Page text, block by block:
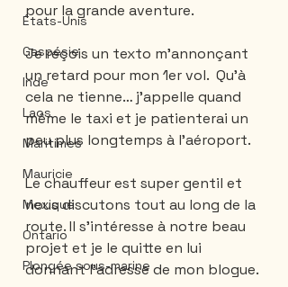
États-Unis
Gaspésie
Inde
Laos
Maritimes
Mauricie
Mexique
Ontario
Plongée sous-marine
pour la grande aventure.
Je reçois un texto m’annonçant
un retard pour mon 1er vol.  Qu’à
cela ne tienne… j’appelle quand
même le taxi et je patienterai un
peu plus longtemps à l’aéroport.
Le chauffeur est super gentil et
nous discutons tout au long de la
route. Il s’intéresse à notre beau
projet et je le quitte en lui
donnant l’adresse de mon blogue.